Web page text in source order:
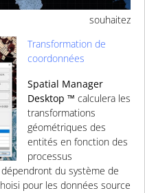
souhaitez
Transformation de
coordonnées
Spatial Manager
Desktop ™ calculera les
transformations
géométriques des
entités en fonction des
processus
du système de
pour les données source